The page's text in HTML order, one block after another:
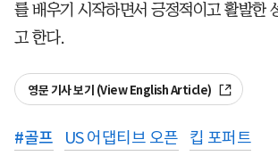
를 배우기 시작하면서 긍정적이고 활발한
고 한다.
영문 기사 보기 (View English Article)
#골프 US 어댑티브 오픈 킵 포퍼트